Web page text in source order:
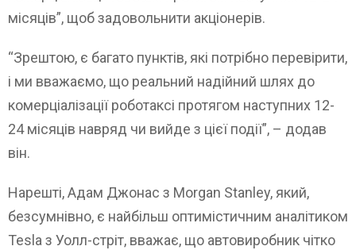
місяців”, щоб задовольнити акціонерів.
“Зрештою, є багато пунктів, які потрібно перевірити,
і ми вважаємо, що реальний надійний шлях до
комерціалізації роботаксі протягом наступних 12-
24 місяців навряд чи вийде з цієї події”, – додав
він.
Нарешті, Адам Джонас з Morgan Stanley, який,
безсумнівно, є найбільш оптимістичним аналітиком
Tesla з Уолл-стріт, вважає, що автовиробник чітко